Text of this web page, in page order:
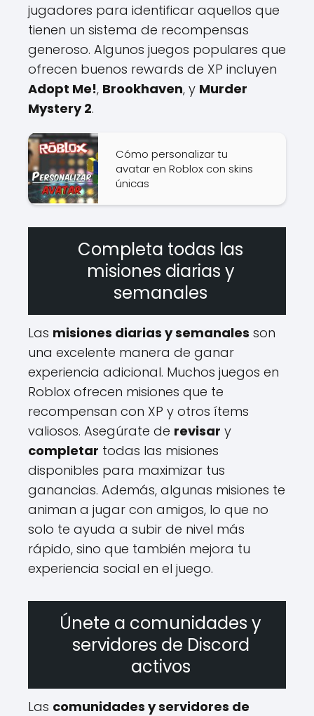
jugadores para identificar aquellos que
tienen un sistema de recompensas
generoso. Algunos juegos populares que
ofrecen buenos rewards de XP incluyen
Adopt Me!, Brookhaven, y Murder
Mystery 2.
Cómo personalizar tu
avatar en Roblox con skins
únicas
Completa todas las
misiones diarias y
semanales
Las misiones diarias y semanales son
una excelente manera de ganar
experiencia adicional. Muchos juegos en
Roblox ofrecen misiones que te
recompensan con XP y otros ítems
valiosos. Asegúrate de revisar y
completar todas las misiones
disponibles para maximizar tus
ganancias. Además, algunas misiones te
animan a jugar con amigos, lo que no
solo te ayuda a subir de nivel más
rápido, sino que también mejora tu
experiencia social en el juego.
Únete a comunidades y
servidores de Discord
activos
Las comunidades y servidores de